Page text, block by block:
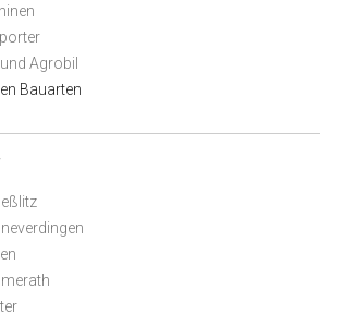
Agrobil
Bauarten